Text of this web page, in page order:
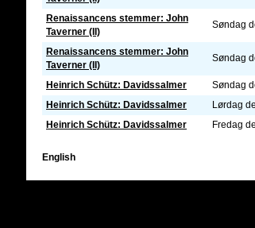
Renaissancens stemmer: John
Taverner (II)
Søndag
Renaissancens stemmer: John
Taverner (II)
Søndag
Heinrich Schütz: Davidssalmer Søndag
Heinrich Schütz: Davidssalmer
Lørdag
Heinrich Schütz: Davidssalmer
Fredag
English